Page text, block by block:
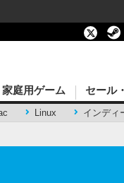
Linux インディ
家庭用ゲーム セール